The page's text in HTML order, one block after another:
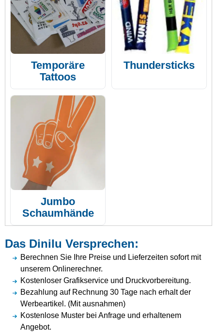
Temporäre
Tattoos
Thundersticks
Jumbo
Schaumhände
Das Dinilu Versprechen:
Berechnen Sie Ihre Preise und Lieferzeiten sofort mit
unserem Onlinerechner.
Kostenloser Grafikservice und Druckvorbereitung.
Bezahlung auf Rechnung 30 Tage nach erhalt der
Werbeartikel. (Mit ausnahmen)
Kostenlose Muster bei Anfrage und erhaltenem
Angebot.